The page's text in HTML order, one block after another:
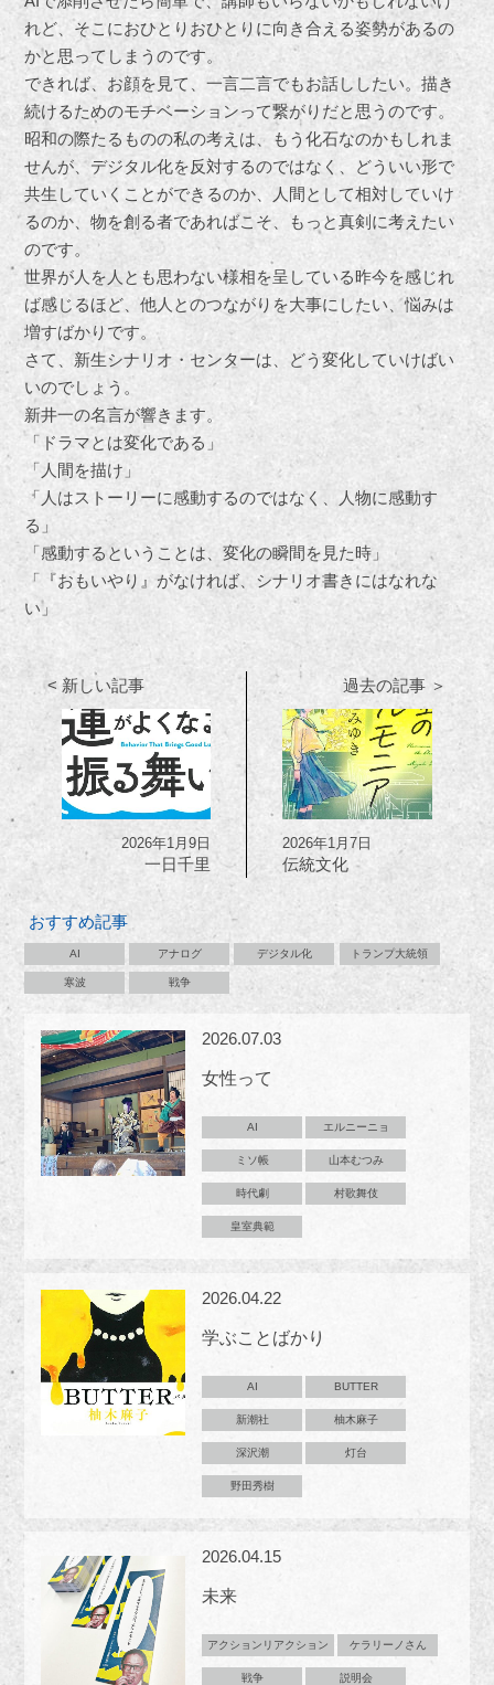
れど、そこにおひとりおひとりに向き合える姿勢があるの
かと思ってしまうのです。
できれば、お顔を見て、一言二言でもお話ししたい。描き
続けるためのモチベーションって繋がりだと思うのです。
昭和の際たるものの私の考えは、もう化石なのかもしれま
せんが、デジタル化を反対するのではなく、どういい形で
共生していくことができるのか、人間として相対していけ
るのか、物を創る者であればこそ、もっと真剣に考えたい
のです。
世界が人を人とも思わない様相を呈している昨今を感じれ
ば感じるほど、他人とのつながりを大事にしたい、悩みは
増すばかりです。
さて、新生シナリオ・センターは、どう変化していけばい
いのでしょう。
新井一の名言が響きます。
「ドラマとは変化である」
「人間を描け」
「人はストーリーに感動するのではなく、人物に感動す
る」
「感動するということは、変化の瞬間を見た時」
「『おもいやり』がなければ、シナリオ書きにはなれな
い」
< 新しい記事
2026年1月9日
一日千里
過去の記事 ＞
2026年1月7日
伝統文化
おすすめ記事
AI アナログ デジタル化 トランプ大統領
寒波 戦争
2026.07.03
女性って
AI エルニーニョ
ミソ帳 山本むつみ
時代劇 村歌舞伎
皇室典範
2026.04.22
学ぶことばかり
AI BUTTER
新潮社 柚木麻子
深沢潮 灯台
野田秀樹
2026.04.15
未来
アクションリアクション ケラリーノさん
戦争 説明会